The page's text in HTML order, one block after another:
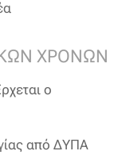
ΧΡΟΝΩΝ
ο
από ΔΥΠΑ